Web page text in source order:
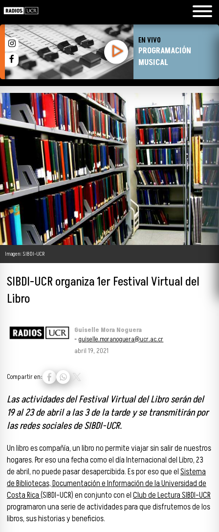
EN VIVO
PROGRAMACIÓN
MUSICAL
Imagen: SIBDI-UCR
SIBDI-UCR organiza 1er Festival Virtual del
Libro
Guiselle Mora Noguera
- guiselle.moranoguera@ucr.ac.cr
abril 19, 2021
Compartir en:
Las actividades del Festival Virtual del Libro serán del
19 al 23 de abril a las 3 de la tarde y se transmitirán por
las redes sociales de SIBDI-UCR.
Un libro es compañía, un libro no permite viajar sin salir de nuestros
hogares. Por eso una fecha como el día Internacional del Libro, 23
de abril, no puede pasar desapercibida. Es por eso que elSistema
de Bibliotecas, Documentación e Información de la Universidad de
Costa Rica(SIBDI-UCR) en conjunto con elClub de Lectura SIBDI-UCR
programaron una serie de actividades para que disfrutemos de los
libros, sus historias y beneficios.